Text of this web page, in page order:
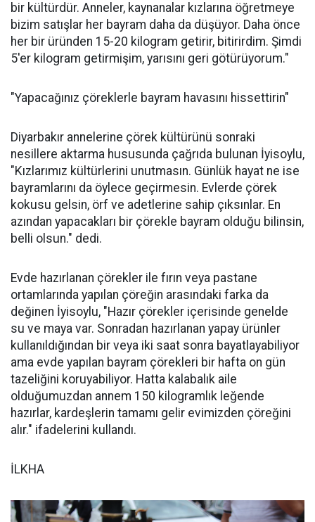
bir kültürdür. Anneler, kaynanalar kızlarına öğretmeye
bizim satışlar her bayram daha da düşüyor. Daha önce
her bir üründen 15-20 kilogram getirir, bitirirdim. Şimdi
5'er kilogram getirmişim, yarısını geri götürüyorum."
"Yapacağınız çöreklerle bayram havasını hissettirin"
Diyarbakır annelerine çörek kültürünü sonraki
nesillere aktarma hususunda çağrıda bulunan İyisoylu,
"Kızlarımız kültürlerini unutmasın. Günlük hayat ne ise
bayramlarını da öylece geçirmesin. Evlerde çörek
kokusu gelsin, örf ve adetlerine sahip çıksınlar. En
azından yapacakları bir çörekle bayram olduğu bilinsin,
belli olsun." dedi.
Evde hazırlanan çörekler ile fırın veya pastane
ortamlarında yapılan çöreğin arasındaki farka da
değinen İyisoylu, "Hazır çörekler içerisinde genelde
su ve maya var. Sonradan hazırlanan yapay ürünler
kullanıldığından bir veya iki saat sonra bayatlayabiliyor
ama evde yapılan bayram çörekleri bir hafta on gün
tazeliğini koruyabiliyor. Hatta kalabalık aile
olduğumuzdan annem 150 kilogramlık leğende
hazırlar, kardeşlerin tamamı gelir evimizden çöreğini
alır." ifadelerini kullandı.
İLKHA